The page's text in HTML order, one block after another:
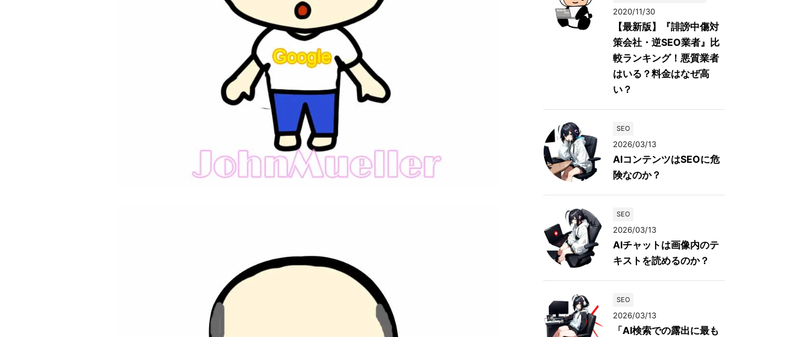
2020/11/30
【最新版】『誹謗中傷対
策会社・逆SEO業者』比
較ランキング！悪質業者
はいる？料金はなぜ高
い？
SEO
2026/03/13
AIコンテンツはSEOに危
険なのか？
SEO
2026/03/13
AIチャットは画像内のテ
キストを読めるのか？
SEO
2026/03/13
「AI検索での露出に最も